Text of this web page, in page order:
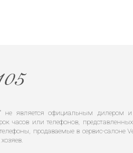
не является официальным дилером
часов или телефонов,
продаваемые в сервис-салоне